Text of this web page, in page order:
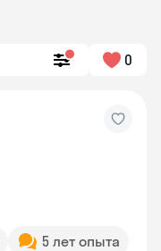
0
5 лет опыта